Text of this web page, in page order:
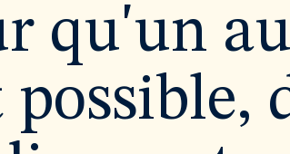
qu'un
possible,